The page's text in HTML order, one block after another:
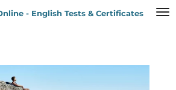
- English Tests & Certificates